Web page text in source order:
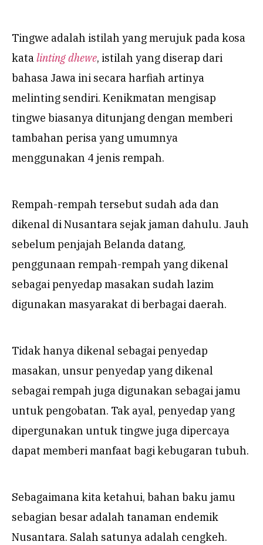
Tingwe adalah istilah yang merujuk pada kosa
katalinting dhewe, istilah yang diserap dari
bahasa Jawa ini secara harfiah artinya
melinting sendiri. Kenikmatan mengisap
tingwe biasanya ditunjang dengan memberi
tambahan perisa yang umumnya
menggunakan 4 jenis rempah.
Rempah-rempah tersebut sudah ada dan
dikenal di Nusantara sejak jaman dahulu. Jauh
sebelum penjajah Belanda datang,
penggunaan rempah-rempah yang dikenal
sebagai penyedap masakan sudah lazim
digunakan masyarakat di berbagai daerah.
Tidak hanya dikenal sebagai penyedap
masakan, unsur penyedap yang dikenal
sebagai rempah juga digunakan sebagai jamu
untuk pengobatan. Tak ayal, penyedap yang
dipergunakan untuk tingwe juga dipercaya
dapat memberi manfaat bagi kebugaran tubuh.
Sebagaimana kita ketahui, bahan baku jamu
sebagian besar adalah tanaman endemik
Nusantara. Salah satunya adalah cengkeh.